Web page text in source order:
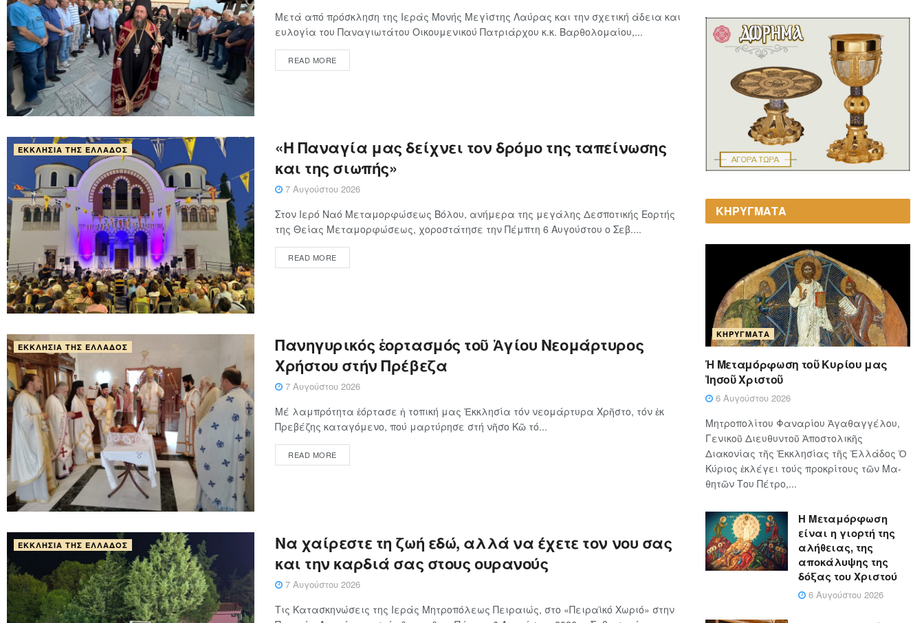
Μετά από πρόσκληση της Ιεράς Μονής Μεγίστης Λαύρας και την σχετική άδεια και
ευλογία του Παναγιωτάτου Οικουμενικού Πατριάρχου κ.κ. Βαρθολομαίου,...
READ MORE
ΕΚΚΛΗΣΊΑ ΤΗΣ ΕΛΛΆΔΟΣ
«Η Παναγία μας δείχνει τον δρόμο της ταπείνωσης
και της σιωπής»
7 Αυγούστου 2026
Στον Ιερό Ναό Μεταμορφώσεως Βόλου, ανήμερα της μεγάλης Δεσποτικής Εορτής
της Θείας Μεταμορφώσεως, χοροστάτησε την Πέμπτη 6 Αυγούστου ο Σεβ....
READ MORE
ΕΚΚΛΗΣΊΑ ΤΗΣ ΕΛΛΆΔΟΣ
Πανηγυρικός ἑορτασμός τοῦ Ἁγίου Νεομάρτυρος
Χρήστου στήν Πρέβεζα
7 Αυγούστου 2026
Μέ λαμπρότητα ἑόρτασε ἡ τοπική μας Ἐκκλησία τόν νεομάρτυρα Χρῆστο, τόν ἐκ
Πρεβέζης καταγόμενο, πού μαρτύρησε στή νῆσο Κῶ τό...
READ MORE
ΕΚΚΛΗΣΊΑ ΤΗΣ ΕΛΛΆΔΟΣ
Να χαίρεστε τη ζωή εδώ, αλλά να έχετε τον νου σας
και την καρδιά σας στους ουρανούς
7 Αυγούστου 2026
Τις Κατασκηνώσεις της Ιεράς Μητροπόλεως Πειραιώς, στο «Πειραϊκό Χωριό» στην
ΚΗΡΥΓΜΑΤΑ
ΚΗΡΎΓΜΑΤΑ
Ἡ Μεταμόρφωση τοῦ Κυρίου μας
Ἰησοῦ Χριστοῦ
6 Αυγούστου 2026
Μητροπολίτου Φαναρίου Ἀγαθαγγέλου,
Γενικοῦ Διευθυντοῦ Ἀποστολικῆς
Διακονίας τῆς Ἐκκλησίας τῆς Ἑλλάδος Ὁ
Κύ­ρι­ος ἐκλέγει τούς προ­κρί­τους τῶν Μα­
θη­τῶν Του Πέ­τρο,...
Η Μεταμόρφωση
είναι η γιορτή της
αλήθειας, της
αποκάλυψης της
δόξας του Χριστού
6 Αυγούστου 2026